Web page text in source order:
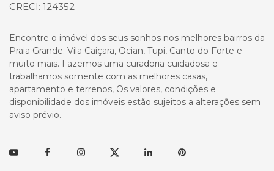
CRECI: 124352
Encontre o imóvel dos seus sonhos nos melhores bairros da
Praia Grande: Vila Caiçara, Ocian, Tupi, Canto do Forte e
muito mais. Fazemos uma curadoria cuidadosa e
trabalhamos somente com as melhores casas,
apartamento e terrenos, Os valores, condições e
disponibilidade dos imóveis estão sujeitos a alterações sem
aviso prévio.
YoutubeFacebookInstagramTwitter LinkedinPinterest